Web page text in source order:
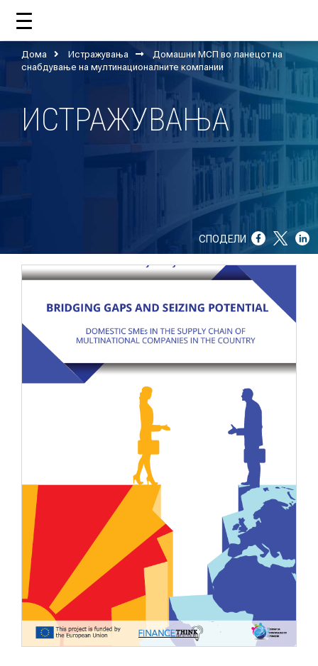
ДОМА
ЗА НАС
ГОДИШНИ ИЗВЕШТАИ
ИСО 9001
ЕВОЛВ
НОВОСТИ
УСЛУГИ
КАТАЛОГ НА УСЛУГИ
ПОВИЦИ
Дома Истражувања
Домашни МСП во ланецот на
снабдување на мултинационалните компании
ИСТРАЖУВАЊА
СПОДЕЛИ